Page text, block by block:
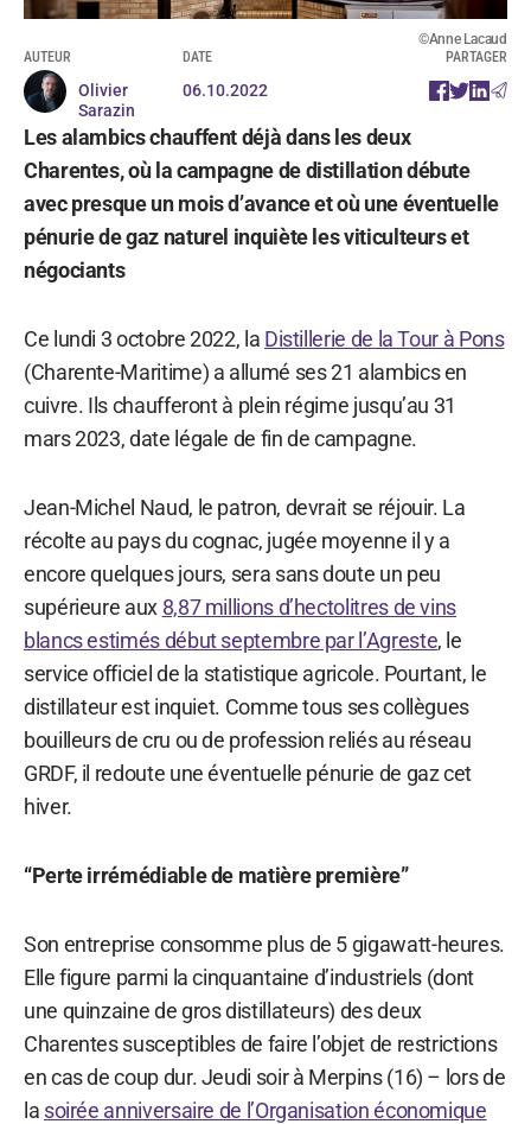
©Anne Lacaud
AUTEUR
Olivier
Sarazin
DATE
06.10.2022
PARTAGER
Les alambics chauffent déjà dans les deux
Charentes, où la campagne de distillation débute
avec presque un mois d’avance et où une éventuelle
pénurie de gaz naturel inquiète les viticulteurs et
négociants
Ce lundi 3 octobre 2022, la Distillerie de la Tour à Pons
(Charente-Maritime) a allumé ses 21 alambics en
cuivre. Ils chaufferont à plein régime jusqu’au 31
mars 2023, date légale de fin de campagne.
Jean-Michel Naud, le patron, devrait se réjouir. La
récolte au pays du cognac, jugée moyenne il y a
encore quelques jours, sera sans doute un peu
supérieure aux 8,87 millions d’hectolitres de vins
blancs estimés début septembre par l’Agreste, le
service officiel de la statistique agricole. Pourtant, le
distillateur est inquiet. Comme tous ses collègues
bouilleurs de cru ou de profession reliés au réseau
GRDF, il redoute une éventuelle pénurie de gaz cet
hiver.
“Perte irrémédiable de matière première”
Son entreprise consomme plus de 5 gigawatt-heures.
Elle figure parmi la cinquantaine d’industriels (dont
une quinzaine de gros distillateurs) des deux
Charentes susceptibles de faire l’objet de restrictions
en cas de coup dur. Jeudi soir à Merpins (16) – lors de
la soirée anniversaire de l’Organisation économique